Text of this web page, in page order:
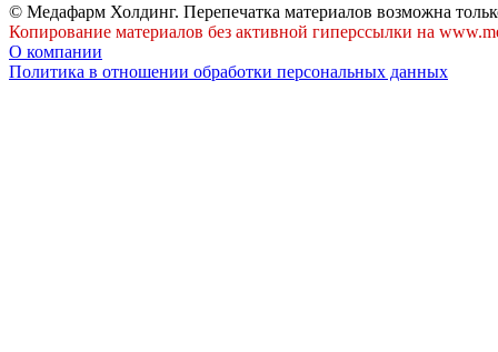
© Медафарм Холдинг. Перепечатка материалов возможна
Копирование материалов без активной гиперссылки на
О компании
Политика в отношении обработки персональных данных